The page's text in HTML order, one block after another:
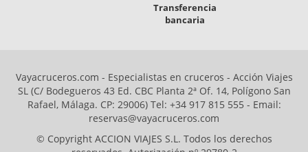
Transferencia
bancaria
Vayacruceros.com - Especialistas en cruceros - Acción Viajes
SL (C/ Bodegueros 43 Ed. CBC Planta 2ª Of. 14, Polígono San
Rafael, Málaga. CP: 29006) Tel: +34 917 815 555 - Email:
reservas@vayacruceros.com
© Copyright ACCION VIAJES S.L. Todos los derechos